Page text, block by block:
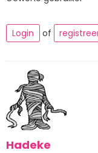
Login of
Hadeke